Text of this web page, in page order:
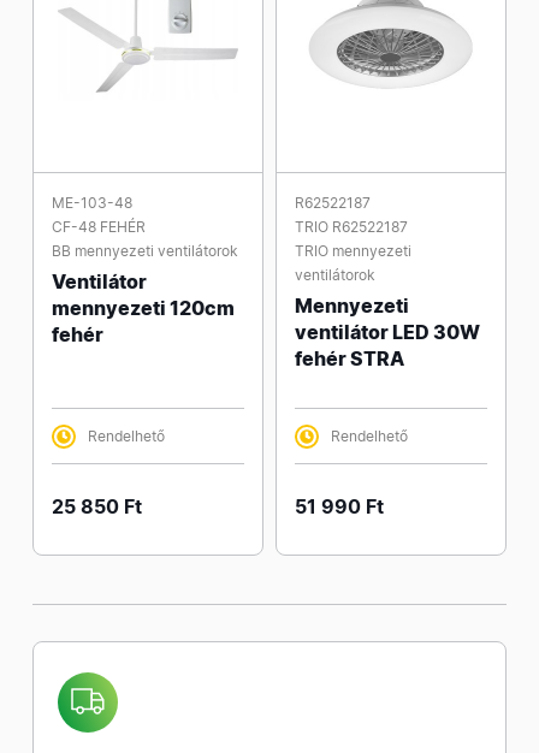
ME-103-48
CF-48 FEHÉR
BB mennyezeti ventilátorok
Ventilátor
mennyezeti 120cm
fehér
Rendelhető
25 850 Ft
R62522187
TRIO R62522187
TRIO mennyezeti
ventilátorok
Mennyezeti
ventilátor LED 30W
fehér STRA
Rendelhető
51 990 Ft